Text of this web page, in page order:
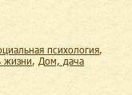
психология,
жизни, дом, дача